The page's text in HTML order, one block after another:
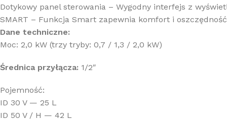
Dotykowy panel sterowania – Wygodny interfejs z
SMART – Funkcja Smart zapewnia komfort i
Dane techniczne:
Moc: 2,0 kW (trzy tryby: 0,7 / 1,3 / 2,0 kW)
Średnica przyłącza: 1/2″
Pojemność:
ID 30 V — 25 L
ID 50 V / H — 42 L